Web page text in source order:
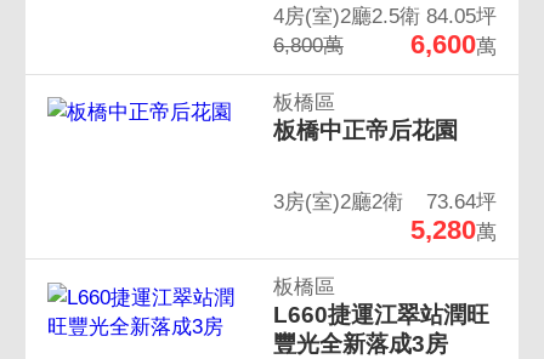
4房(室)2廳2.5衛 84.05坪
6,800萬
6,600萬
板橋區
板橋中正帝后花園
3房(室)2廳2衛 73.64坪
5,280萬
板橋區
L660捷運江翠站潤旺
豐光全新落成3房